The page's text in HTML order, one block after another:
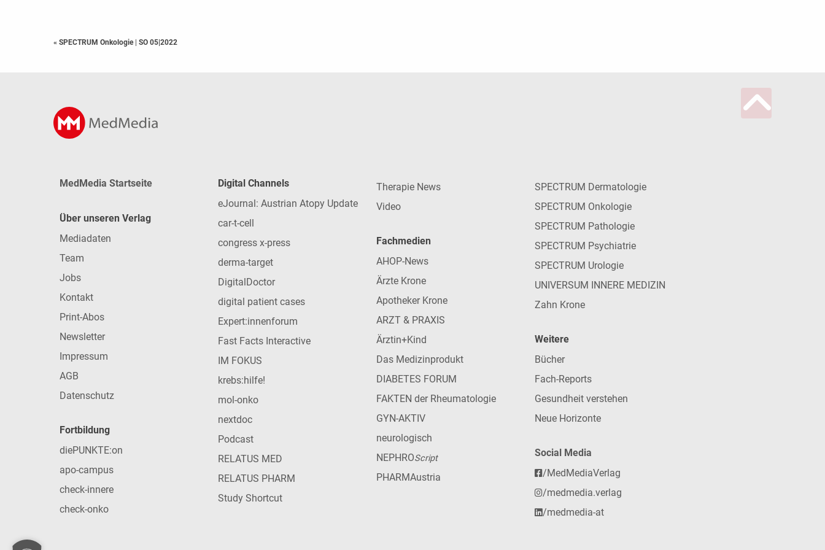
« SPECTRUM Onkologie SO 05|2022
MedMedia Startseite
Über unseren Verlag
Mediadaten
Team
Jobs
Kontakt
Print-Abos
Newsletter
Impressum
AGB
Datenschutz
Fortbildung
diePUNKTE:on
apo-campus
check-innere
check-onko
Digital Channels
eJournal: Austrian Atopy Update
car-t-cell
congress x-press
derma-target
DigitalDoctor
digital patient cases
Expert:innenforum
Fast Facts Interactive
IM FOKUS
krebs:hilfe!
mol-onko
nextdoc
Podcast
RELATUS MED
RELATUS PHARM
Study Shortcut
Therapie News
Video
Fachmedien
AHOP-News
Ärzte Krone
Apotheker Krone
ARZT & PRAXIS
Ärztin+Kind
Das Medizinprodukt
DIABETES FORUM
FAKTEN der Rheumatologie
GYN-AKTIV
neurologisch
NEPHROScript
PHARMAustria
SPECTRUM Dermatologie
SPECTRUM Onkologie
SPECTRUM Pathologie
SPECTRUM Psychiatrie
SPECTRUM Urologie
UNIVERSUM INNERE MEDIZIN
Zahn Krone
Weitere
Bücher
Fach-Reports
Gesundheit verstehen
Neue Horizonte
Social Media
/MedMediaVerlag
/medmedia.verlag
/medmedia-at